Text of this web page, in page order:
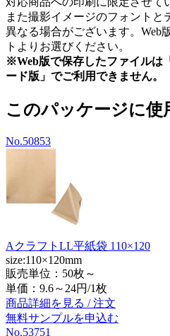
また撮影イメージのフォント
異なる場合がございます。Web
トよりお選びください。
※Web版で保存したファイルは
ード版」でご利用できません。
このパッケージに使
No.50853
AクラフトLL平紙袋 110×120
size:110×120mm
販売単位：50枚～
単価： 9.6～24円/1枚
商品詳細を見る / 注文
無料サンプルを申込む
No.53751